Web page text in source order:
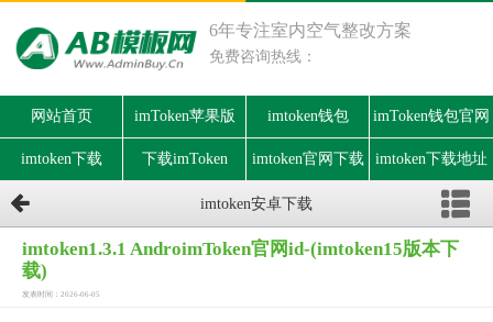
6年专注室内空气整改方案
免费咨询热线：
网站首页 imToken苹果版 imtoken钱包 imToken钱包官网
imtoken下载 下载imToken imtoken官网下载 imtoken下载地址
imtoken安卓下载
imtoken1.3.1 AndroimToken官网id-(imtoken15版本下
载)
发表时间：2026-06-05